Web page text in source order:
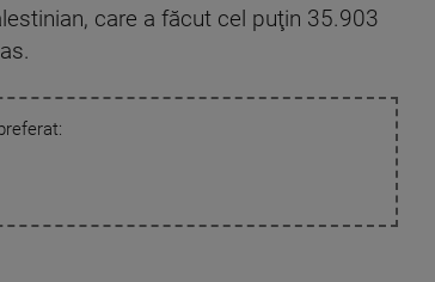
care a făcut cel puţin 35.903